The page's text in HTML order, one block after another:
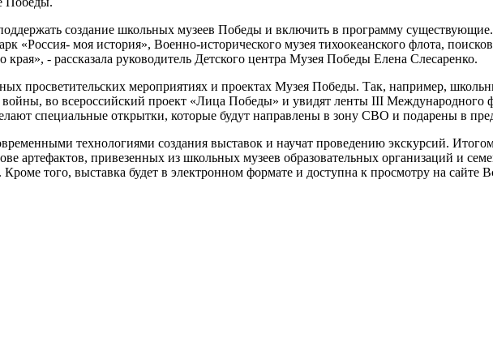
создание школьных музеев Победы и включить в программу
«Россия- моя история», Военно-исторического музея тихоокеанского флота,
- рассказала руководитель Детского центра Музея Победы Елена Слесаренко.
просветительских мероприятиях и проектах Музея Победы. Так, например,
войны, во всероссийский проект «Лица Победы» и увидят ленты III Международного
специальные открытки, которые будут направлены в зону СВО и подарены в
технологиями создания выставок и научат проведению экскурсий.
артефактов, привезенных из школьных музеев образовательных организаций и
Кроме того, выставка будет в электронном формате и доступна к просмотру на